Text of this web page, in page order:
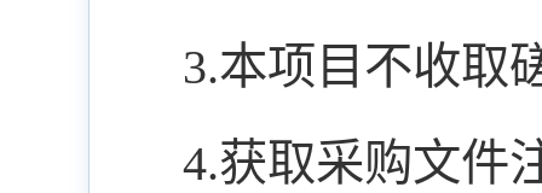
3.本项目不收取
4.获取采购文件